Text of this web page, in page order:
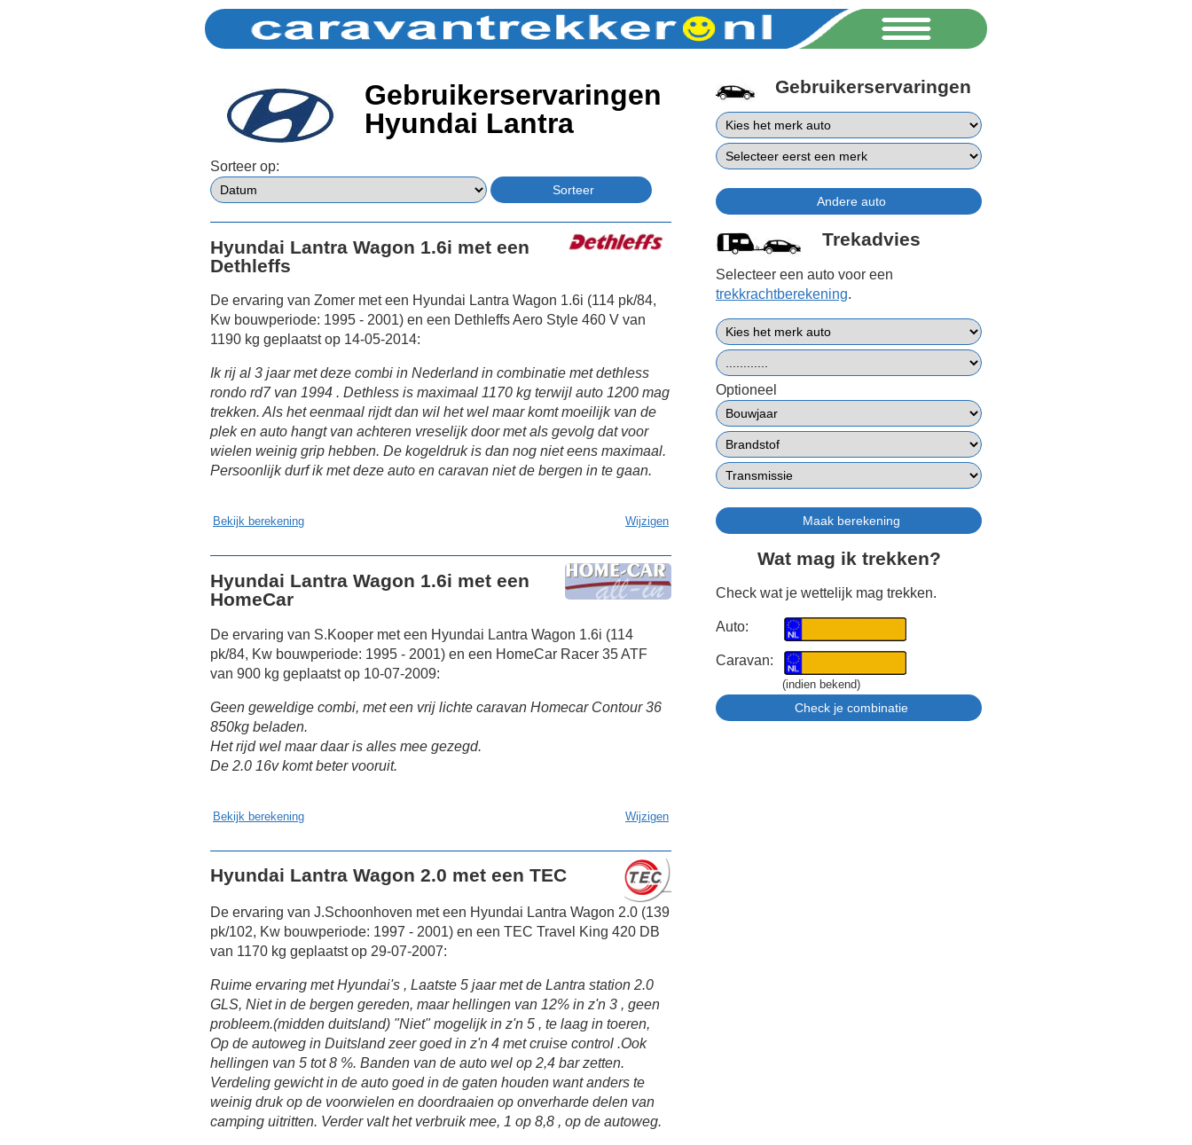
Gebruikerservaringen
Hyundai Lantra
Sorteer op:
Hyundai Lantra Wagon 1.6i met een
Dethleffs
De ervaring van Zomer met een Hyundai Lantra Wagon 1.6i (114 pk/84,
Kw bouwperiode: 1995 - 2001) en een Dethleffs Aero Style 460 V van
1190 kg geplaatst op 14-05-2014:
Ik rij al 3 jaar met deze combi in Nederland in combinatie met dethless
rondo rd7 van 1994 . Dethless is maximaal 1170 kg terwijl auto 1200 mag
trekken. Als het eenmaal rijdt dan wil het wel maar komt moeilijk van de
plek en auto hangt van achteren vreselijk door met als gevolg dat voor
wielen weinig grip hebben. De kogeldruk is dan nog niet eens maximaal.
Persoonlijk durf ik met deze auto en caravan niet de bergen in te gaan.
Bekijk berekening Wijzigen
Hyundai Lantra Wagon 1.6i met een
HomeCar
De ervaring van S.Kooper met een Hyundai Lantra Wagon 1.6i (114
pk/84, Kw bouwperiode: 1995 - 2001) en een HomeCar Racer 35 ATF
van 900 kg geplaatst op 10-07-2009:
Geen geweldige combi, met een vrij lichte caravan Homecar Contour 36
850kg beladen.
Het rijd wel maar daar is alles mee gezegd.
De 2.0 16v komt beter vooruit.
Bekijk berekening Wijzigen
Hyundai Lantra Wagon 2.0 met een TEC
De ervaring van J.Schoonhoven met een Hyundai Lantra Wagon 2.0 (139
pk/102, Kw bouwperiode: 1997 - 2001) en een TEC Travel King 420 DB
van 1170 kg geplaatst op 29-07-2007:
Ruime ervaring met Hyundai's , Laatste 5 jaar met de Lantra station 2.0
GLS, Niet in de bergen gereden, maar hellingen van 12% in z'n 3 , geen
probleem.(midden duitsland) "Niet" mogelijk in z'n 5 , te laag in toeren,
Op de autoweg in Duitsland zeer goed in z'n 4 met cruise control .Ook
hellingen van 5 tot 8 %. Banden van de auto wel op 2,4 bar zetten.
Verdeling gewicht in de auto goed in de gaten houden want anders te
weinig druk op de voorwielen en doordraaien op onverharde delen van
camping uitritten. Verder valt het verbruik mee, 1 op 8,8 , op de autoweg.
Gebruikerservaringen
Trekadvies
Selecteer een auto voor een
trekkrachtberekening.
Optioneel
Wat mag ik trekken?
Check wat je wettelijk mag trekken.
Auto:
Caravan:
(indien bekend)